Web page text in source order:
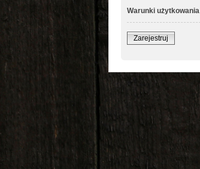
Warunki użytkowania
Zarejestruj